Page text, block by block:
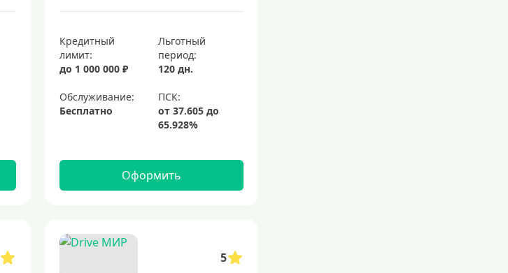
Кредитный
лимит:
до 1 000 000 ₽
Льготный
период:
120 дн.
Обслуживание:
Бесплатно
Оформить
5